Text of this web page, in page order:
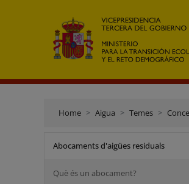
Home Aigua Temes
Abocaments d'aigües residuals
Què és un abocament?